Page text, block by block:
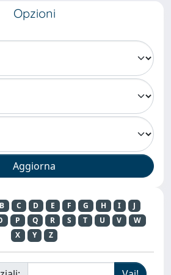
Opzioni
B C D E F G H I
J
P Q R S T U V
W
X
Y Z